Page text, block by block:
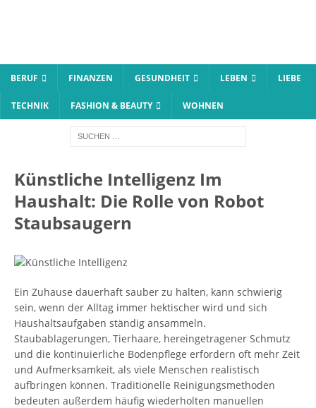
BERUF FINANZEN GESUNDHEIT LEBEN LIEBE
TECHNIK FASHION & BEAUTY WOHNEN
Künstliche Intelligenz Im
Haushalt: Die Rolle von Robot
Staubsaugern
Ein Zuhause dauerhaft sauber zu halten, kann schwierig
sein, wenn der Alltag immer hektischer wird und sich
Haushaltsaufgaben ständig ansammeln.
Staubablagerungen, Tierhaare, hereingetragener Schmutz
und die kontinuierliche Bodenpflege erfordern oft mehr Zeit
und Aufmerksamkeit, als viele Menschen realistisch
aufbringen können. Traditionelle Reinigungsmethoden
bedeuten außerdem häufig wiederholten manuellen